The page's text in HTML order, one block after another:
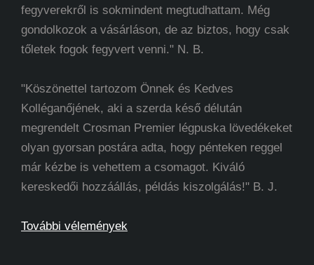
fegyverekről is sokmindent megtudhattam. Még
gondolkozok a vásárláson, de az biztos, hogy csak
tőletek fogok fegyvert venni." N. B.
"Köszönettel tartozom Önnek és Kedves
Kolléganőjének, aki a szerda késő délután
megrendelt Crosman Premier légpuska lövedékeket
olyan gyorsan postára adta, hogy pénteken reggel
már kézbe is vehettem a csomagot. Kiváló
kereskedői hozzáállás, példás kiszolgálás!" B. J.
További vélemények